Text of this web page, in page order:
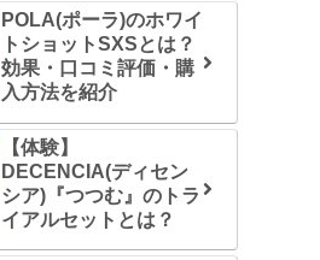
POLA(ポーラ)のホワイ
トショットSXSとは？
効果・口コミ評価・購
入方法を紹介
【体験】
DECENCIA(ディセン
シア)『つつむ』のトラ
イアルセットとは？